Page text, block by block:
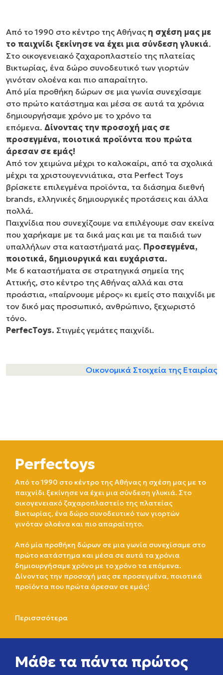
Από το 1990 στο κέντρο της Αθήνας η σχέση μας με
το παιχνίδι ξεκίνησε να έχει μια σύνδεση γλυκιά.
Στο οικογενειακό ζαχαροπλαστείο της πλατείας
Βικτωρίας, ένα δώρο συνοδευτικό των γιορτών
γινόταν ολοένα και πιο απαραίτητο.
Από μία προθήκη δώρων σε μια γωνία συνεχίσαμε
στο πρώτο κατάστημα και μέσα σε αυτά τα χρόνια
δημιουργήσαμε χρόνο με το χρόνο τα
επόμενα. Δίνοντας την προσοχή μας σε
προσεγμένα, ποιοτικά προϊόντα που πρώτα
άρεσαν σε εμάς!
Από τον χειμώνα μέχρι το καλοκαίρι, από τα σχολικά
μέχρι τα χριστουγεννιάτικα, στα Perfect Toys
βρίσκετε επιλεγμένα προϊόντα, τα διάσημα διεθνή
brands, ελληνικές δημιουργικές προτάσεις και άλλα
πολλά.
Παιχνίδια που συνεχίζουμε να επιλέγουμε σαν εκείνα
που χαρήκαμε με τα δικά μας και με τα παιδιά των
υπαλλήλων στα καταστήματά μας. Προσεγμένα,
ποιοτικά, δημιουργικά και ευχάριστα.
Με 6 καταστήματα σε στρατηγικά σημεία της
Αττικής, στο κέντρο της Αθήνας αλλά και στα
προάστια, «παίρνουμε μέρος» κι εμείς στο παιχνίδι με
τον δικό μας προσωπικό, ανθρώπινο, ξεχωριστό
τόνο.
PerfecToys. Στιγμές γεμάτες παιχνίδι.
Οικονομικά Στοιχεία της Εταιρίας
Perfectoys
Από το 1990 στο κέντρο της Αθήνας η σχέση μας με το
παιχνίδι ξεκίνησε να έχει μια σύνδεση γλυκιά. Στο
οικογενειακό ζαχαροπλαστείο της πλατείας
Βικτωρίας, ένα δώρο συνοδευτικό των γιορτών
γινόταν ολοένα και πιο απαραίτητο.
Από μία προθήκη δώρων σε μια γωνία συνεχίσαμε στο
πρώτο κατάστημα και μέσα σε αυτά τα χρόνια
δημιουργήσαμε χρόνο με το χρόνο τα επόμενα.
Δίνοντας την προσοχή μας σε προσεγμένα, ποιοτικά
προϊόντα που πρώτα άρεσαν σε εμάς!
Περισσσότερα
Μάθε τα πάντα πρώτος